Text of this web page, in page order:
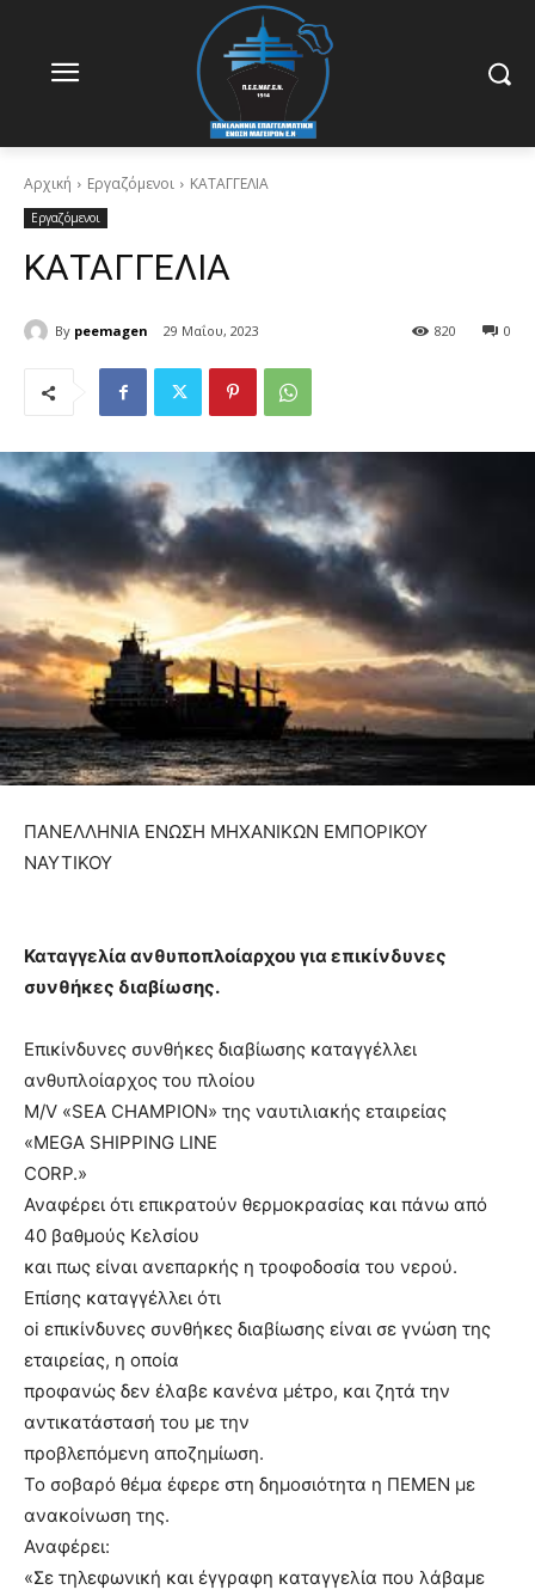
Αρχική Εργαζόμενοι ΚΑΤΑΓΓΕΛΙΑ
Εργαζόμενοι
ΚΑΤΑΓΓΕΛΙΑ
By peemagen 29 Μαΐου, 2023 0
820
ΠΑΝΕΛΛΗΝΙΑ ΕΝΩΣΗ ΜΗΧΑΝΙΚΩΝ ΕΜΠΟΡΙΚΟΥ
ΝΑΥΤΙΚΟΥ
Καταγγελία ανθυποπλοίαρχου για επικίνδυνες
συνθήκες διαβίωσης.
Επικίνδυνες συνθήκες διαβίωσης καταγγέλλει
ανθυπλοίαρχος του πλοίου
M/V «SEA CHAMPION» της ναυτιλιακής εταιρείας
«MEGA SHIPPING LINE
CORP.»
Αναφέρει ότι επικρατούν θερμοκρασίας και πάνω από
40 βαθμούς Κελσίου
και πως είναι ανεπαρκής η τροφοδοσία του νερού.
Επίσης καταγγέλλει ότι
oi επικίνδυνες συνθήκες διαβίωσης είναι σε γνώση της
εταιρείας, η οποία
προφανώς δεν έλαβε κανένα μέτρο, και ζητά την
αντικατάστασή του με την
προβλεπόμενη αποζημίωση.
Το σοβαρό θέμα έφερε στη δημοσιότητα η ΠΕΜΕΝ με
ανακοίνωση της.
Αναφέρει:
«Σε τηλεφωνική και έγγραφη καταγγελία που λάβαμε